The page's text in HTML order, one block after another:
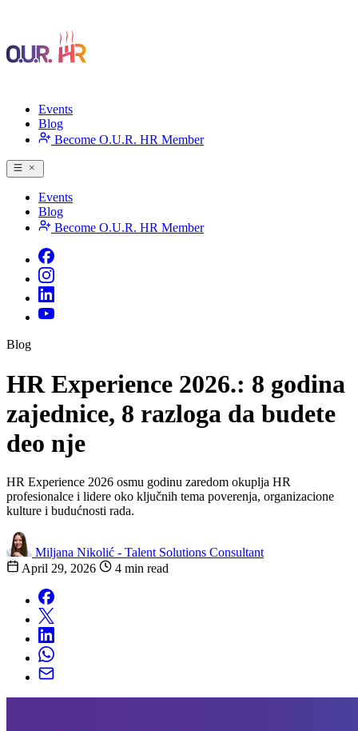
Events
Blog
Become O.U.R. HR Member
Events
Blog
Become O.U.R. HR Member
Blog
HR Experience 2026.: 8 godina
zajednice, 8 razloga da budete
deo nje
HR Experience 2026 osmu godinu zaredom okuplja HR
profesionalce i lidere oko ključnih tema poverenja, organizacione
kulture i budućnosti rada.
Miljana Nikolić - Talent Solutions Consultant
April 29, 2026
4 min read